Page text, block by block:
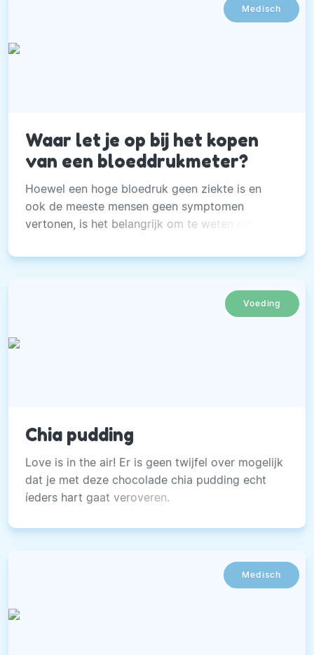
Medisch
Waar let je op bij het kopen
van een bloeddrukmeter?
Hoewel een hoge bloedruk geen ziekte is en
ook de meeste mensen geen symptomen
vertonen, is het belangrijk om te weten of jouw
Voeding
Chia pudding
Love is in the air! Er is geen twijfel over mogelijk
dat je met deze chocolade chia pudding echt
íeders hart gaat veroveren.
Medisch